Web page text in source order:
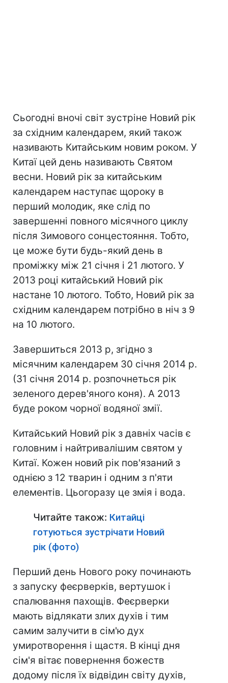
Сьогодні вночі світ зустріне Новий рік
за східним календарем, який також
називають Китайським новим роком. У
Китаї цей день називають Святом
весни. Новий рік за китайським
календарем наступає щороку в
перший молодик, яке слід по
завершенні повного місячного циклу
після Зимового сонцестояння. Тобто,
це може бути будь-який день в
проміжку між 21 січня і 21 лютого. У
2013 році китайський Новий рік
настане 10 лютого. Тобто, Новий рік за
східним календарем потрібно в ніч з 9
на 10 лютого.
Завершиться 2013 р, згідно з
місячним календарем 30 січня 2014 р.
(31 січня 2014 р. розпочнеться рік
зеленого дерев'яного коня). А 2013
буде роком чорної водяної змії.
Китайський Новий рік з давніх часів є
головним і найтривалішим святом у
Китаї. Кожен новий рік пов'язаний з
однією з 12 тварин і одним з п'яти
елементів. Цьогоразу це змія і вода.
Читайте також: Китайці
готуються зустрічати Новий
рік (фото)
Перший день Нового року починають
з запуску феєрверків, вертушок і
спалювання пахощів. Феєрверки
мають відлякати злих духів і тим
самим залучити в сім'ю дух
умиротворення і щастя. В кінці дня
сім'я вітає повернення божеств
додому після їх відвідин світу духів,